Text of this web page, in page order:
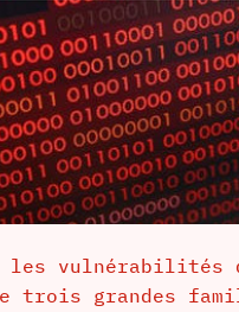
vulnérabilités
trois grandes